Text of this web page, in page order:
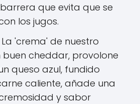
que evita que se
los jugos.
La 'crema' de nuestro
buen cheddar, provolone
queso azul, fundido
caliente, añade una
y sabor